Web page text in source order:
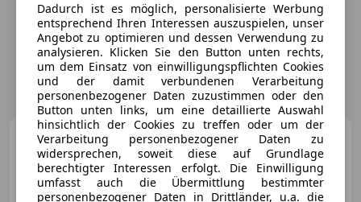
Ford Fiesta
Titanium 1.6
TDCi
Dadurch ist es möglich, personalisierte Werbung
entsprechend Ihren Interessen auszuspielen, unser
Angebot zu optimieren und dessen Verwendung zu
analysieren. Klicken Sie den Button unten rechts,
um dem Einsatz von einwilligungspflichten Cookies
und der damit verbundenen Verarbeitung
personenbezogener Daten zuzustimmen oder den
Button unten links, um eine detaillierte Auswahl
hinsichtlich der Cookies zu treffen oder um der
Verarbeitung personenbezogener Daten zu
widersprechen, soweit diese auf Grundlage
berechtigter Interessen erfolgt. Die Einwilligung
umfasst auch die Übermittlung bestimmter
personenbezogener Daten in Drittländer, u.a. die